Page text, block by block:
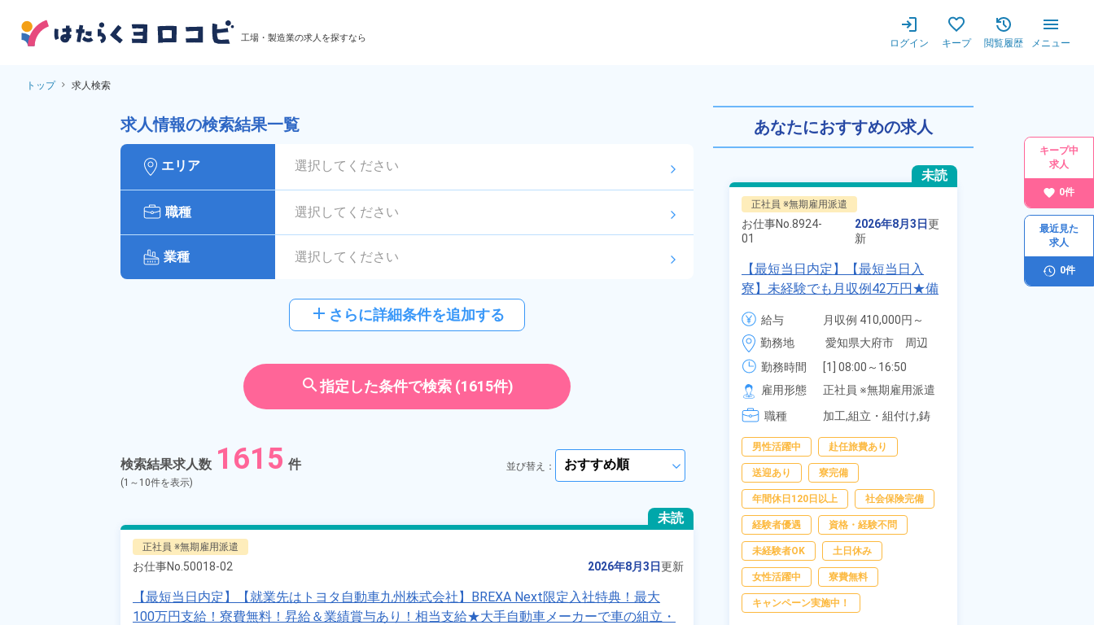
工場・製造業の求人を探すなら ログイン キープ 閲覧履歴 メニュー
トップ 求人検索
求人情報の検索結果一覧
エリア 選択してください arrow_forward_ios
職種 選択してください arrow_forward_ios
業種 選択してください arrow_forward_ios
選択してください
アルバイト・パート 正社員 ※無期雇用派遣
こだわり arrow_forward_ios
タグ 選択してください arrow_forward_ios
add さらに詳細条件を追加する
search指定した条件で検索 (1615件)
検索結果求人数 1615 件
(1～10件を表示)
並び替え： arrow_forward_ios
未読
正社員 ※無期雇用派遣
お仕事No. 50018-02 2026年8月3日更新
【最短当日内定】【就業先はトヨタ自動車九州株式会社】BREXA Next限定入社特典！最大
100万円支給！寮費無料！昇給＆業績賞与あり！相当支給★大手自動車メーカーで車の組立・
あなたにおすすめの求人
未読
迎！20～40代の男女活躍中！寮費
実質無料！赴任旅費会社負担！1食
送迎あり◎《栃木県河内郡上三川
町》
給与
265,100円
[1] 08:00～17:00
[2] 20:00～05:00
雇用形態
正社員 ※無期雇用派遣
洗浄,清掃
男性活躍中
赴任旅費あり
年間休日120日以上 社会保険完備
未経験者OK
未読
正社員 ※無期雇用派遣
お仕事No. 8924-
01
2026年8月3日更
新
【最短当日内定】【最短当日入
寮】未経験でも月収例42万円★備
品付き寮完備＆赴任旅費会社負担
◎昇給・業績賞与あり！組立や塗
装など自動車製造の各種作業！
《愛知県大府市》
給与
月収例 410,000円～
430,000円
月給 277,000円～
277,000円
勤務地
愛知県大府市　周辺
勤務時間
[1] 08:00～16:50
[2] 06:25～15:10
[3] 17:05～01:50
雇用形態
正社員 ※無期雇用派遣
職種
加工,組立・組付け,鋳
男性活躍中 赴任旅費あり
送迎あり 寮完備
年間休日120日以上 社会保険完備
経験者優遇 資格・経験不問
未経験者OK 土日休み
女性活躍中 寮費無料
キャンペーン実施中！
正社員 ※無期雇用
お仕事No.70117-
自動車の溶接
査業務！月収
キープ中
求人
0件
最近見た
求人
0件